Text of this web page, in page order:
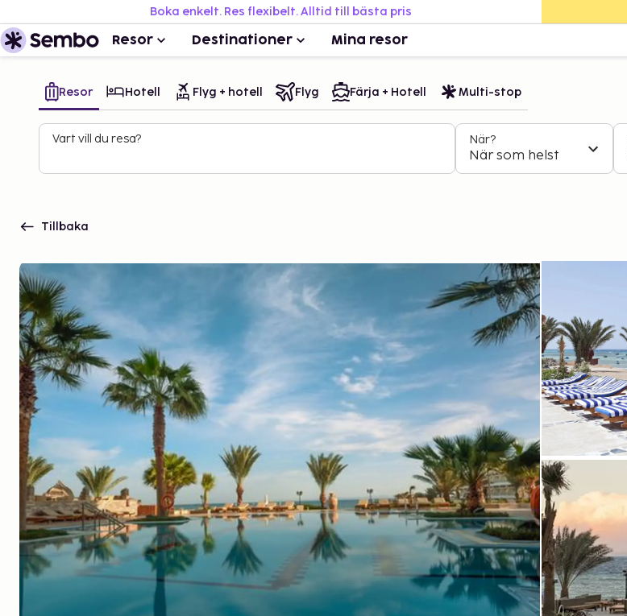
Boka enkelt. Res flexibelt. Alltid till bästa pris
Resor Destinationer Mina resor
Resor Hotell Flyg + hotell Flyg Färja + Hotell Multi-stop
Vart vill du resa? När?
När som helst
Tillbaka